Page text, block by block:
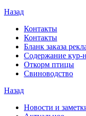
Назад
Контакты
Контакты
Бланк заказа
Содержание кур-
Откорм птицы
Свиноводство
Назад
Новости и